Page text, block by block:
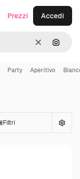
CancellaCerca
Prezzi Accedi
Party Aperitivo
Filtri